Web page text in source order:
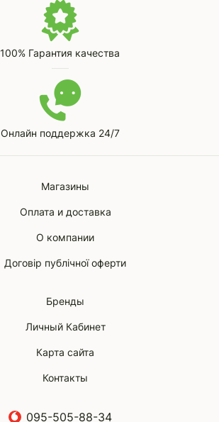
100% Гарантия качества
Онлайн поддержка 24/7
Магазины
Оплата и доставка
О компании
Договір публічної оферти
Бренды
Личный Кабинет
Карта сайта
Контакты
095-505-88-34